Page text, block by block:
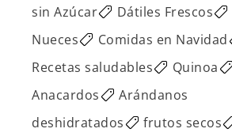
sin Azúcar
Dátiles Frescos
Nueces
Comidas en Navidad
Recetas saludables
Quinoa
Anacardos
Arándanos
deshidratados
frutos secos